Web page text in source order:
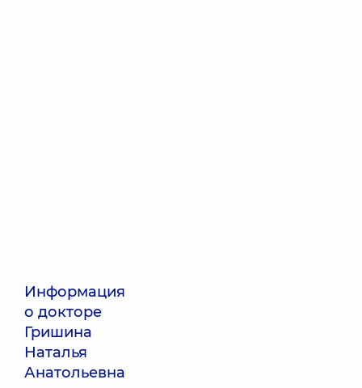
Информация
о докторе
Гришина
Наталья
Анатольевна